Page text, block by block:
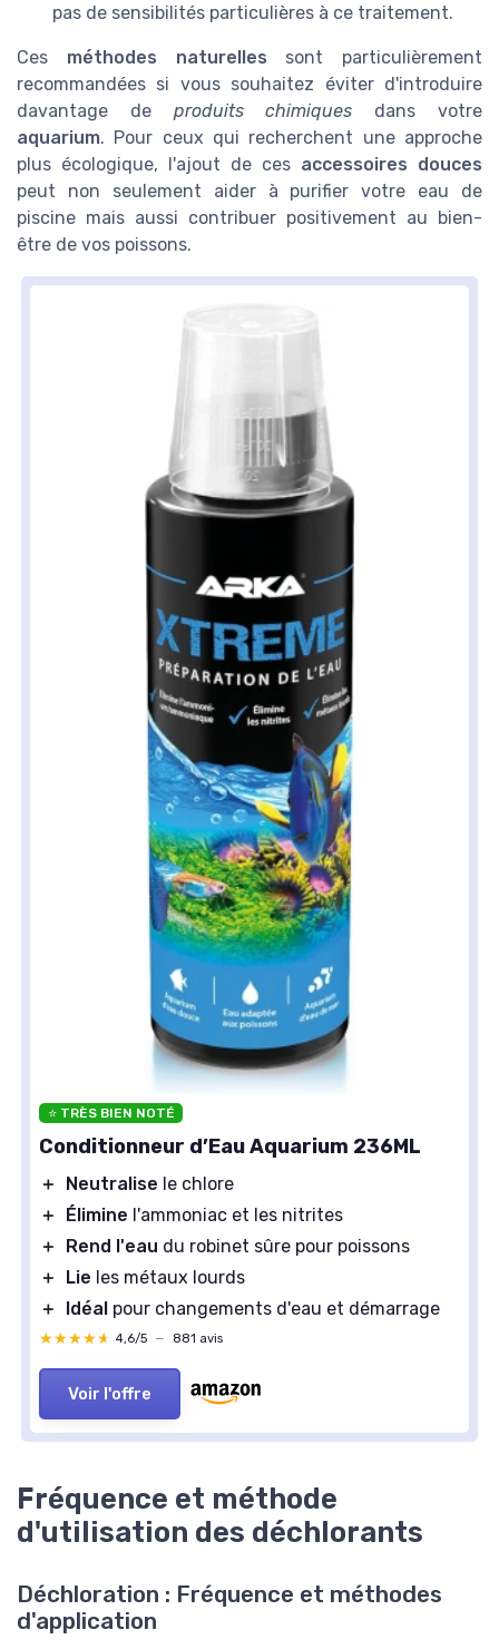
pas de sensibilités particulières à ce traitement.
Ces méthodes naturelles sont particulièrement
recommandées si vous souhaitez éviter d'introduire
davantage de produits chimiques dans votre
aquarium. Pour ceux qui recherchent une approche
plus écologique, l'ajout de ces accessoires douces
peut non seulement aider à purifier votre eau de
piscine mais aussi contribuer positivement au bien-
être de vos poissons.
⭐ TRÈS BIEN NOTÉ
Conditionneur d’Eau Aquarium 236ML
＋ Neutralise le chlore
＋
Élimine l'ammoniac et les nitrites
＋
Rend l'eau du robinet sûre pour poissons
＋
Lie les métaux lourds
＋
Idéal pour changements d'eau et démarrage
★★★★★
★★★★★ 4,6/5 — 881 avis
Voir l'offre
Fréquence et méthode
d'utilisation des déchlorants
Déchloration : Fréquence et méthodes
d'application